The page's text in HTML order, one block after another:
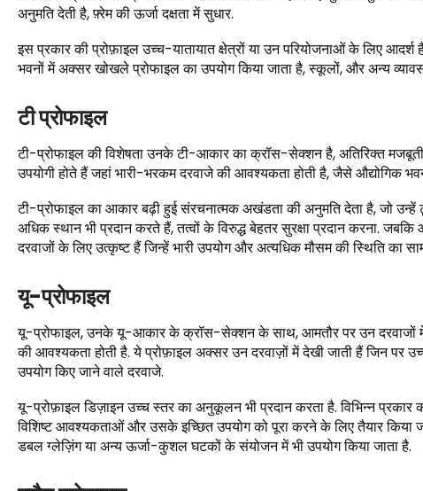
अनुमति देती है, फ़्रेम की ऊर्जा दक्षता में सुधार.
इस प्रकार की प्रोफ़ाइल उच्च-यातायात क्षेत्रों या उन परियोजनाओं के लिए
भवनों में अक्सर खोखले प्रोफाइल का उपयोग किया जाता है, स्कूलों, और अन्य
टी प्रोफाइल
टी-प्रोफाइल की विशेषता उनके टी-आकार का क्रॉस-सेक्शन है, अतिरिक्त
उपयोगी होते हैं जहां भारी-भरकम दरवाजे की आवश्यकता होती है, जैसे औद्योगिक
टी-प्रोफाइल का आकार बढ़ी हुई संरचनात्मक अखंडता की अनुमति देता है, जो
अधिक स्थान भी प्रदान करते हैं, तत्वों के विरुद्ध बेहतर सुरक्षा प्रदान करना.
दरवाजों के लिए उत्कृष्ट हैं जिन्हें भारी उपयोग और अत्यधिक मौसम की स्थिति का
यू-प्रोफाइल
यू-प्रोफाइल, उनके यू-आकार के क्रॉस-सेक्शन के साथ, आमतौर पर उन दरवाजों में
की आवश्यकता होती है. ये प्रोफ़ाइल अक्सर उन दरवाज़ों में देखी जाती हैं जिन पर
उपयोग किए जाने वाले दरवाजे.
यू-प्रोफ़ाइल डिज़ाइन उच्च स्तर का अनुकूलन भी प्रदान करता है. विभिन्न
विशिष्ट आवश्यकताओं और उसके इच्छित उपयोग को पूरा करने के लिए तैयार किया
डबल ग्लेज़िंग या अन्य ऊर्जा-कुशल घटकों के संयोजन में भी उपयोग किया जाता है.